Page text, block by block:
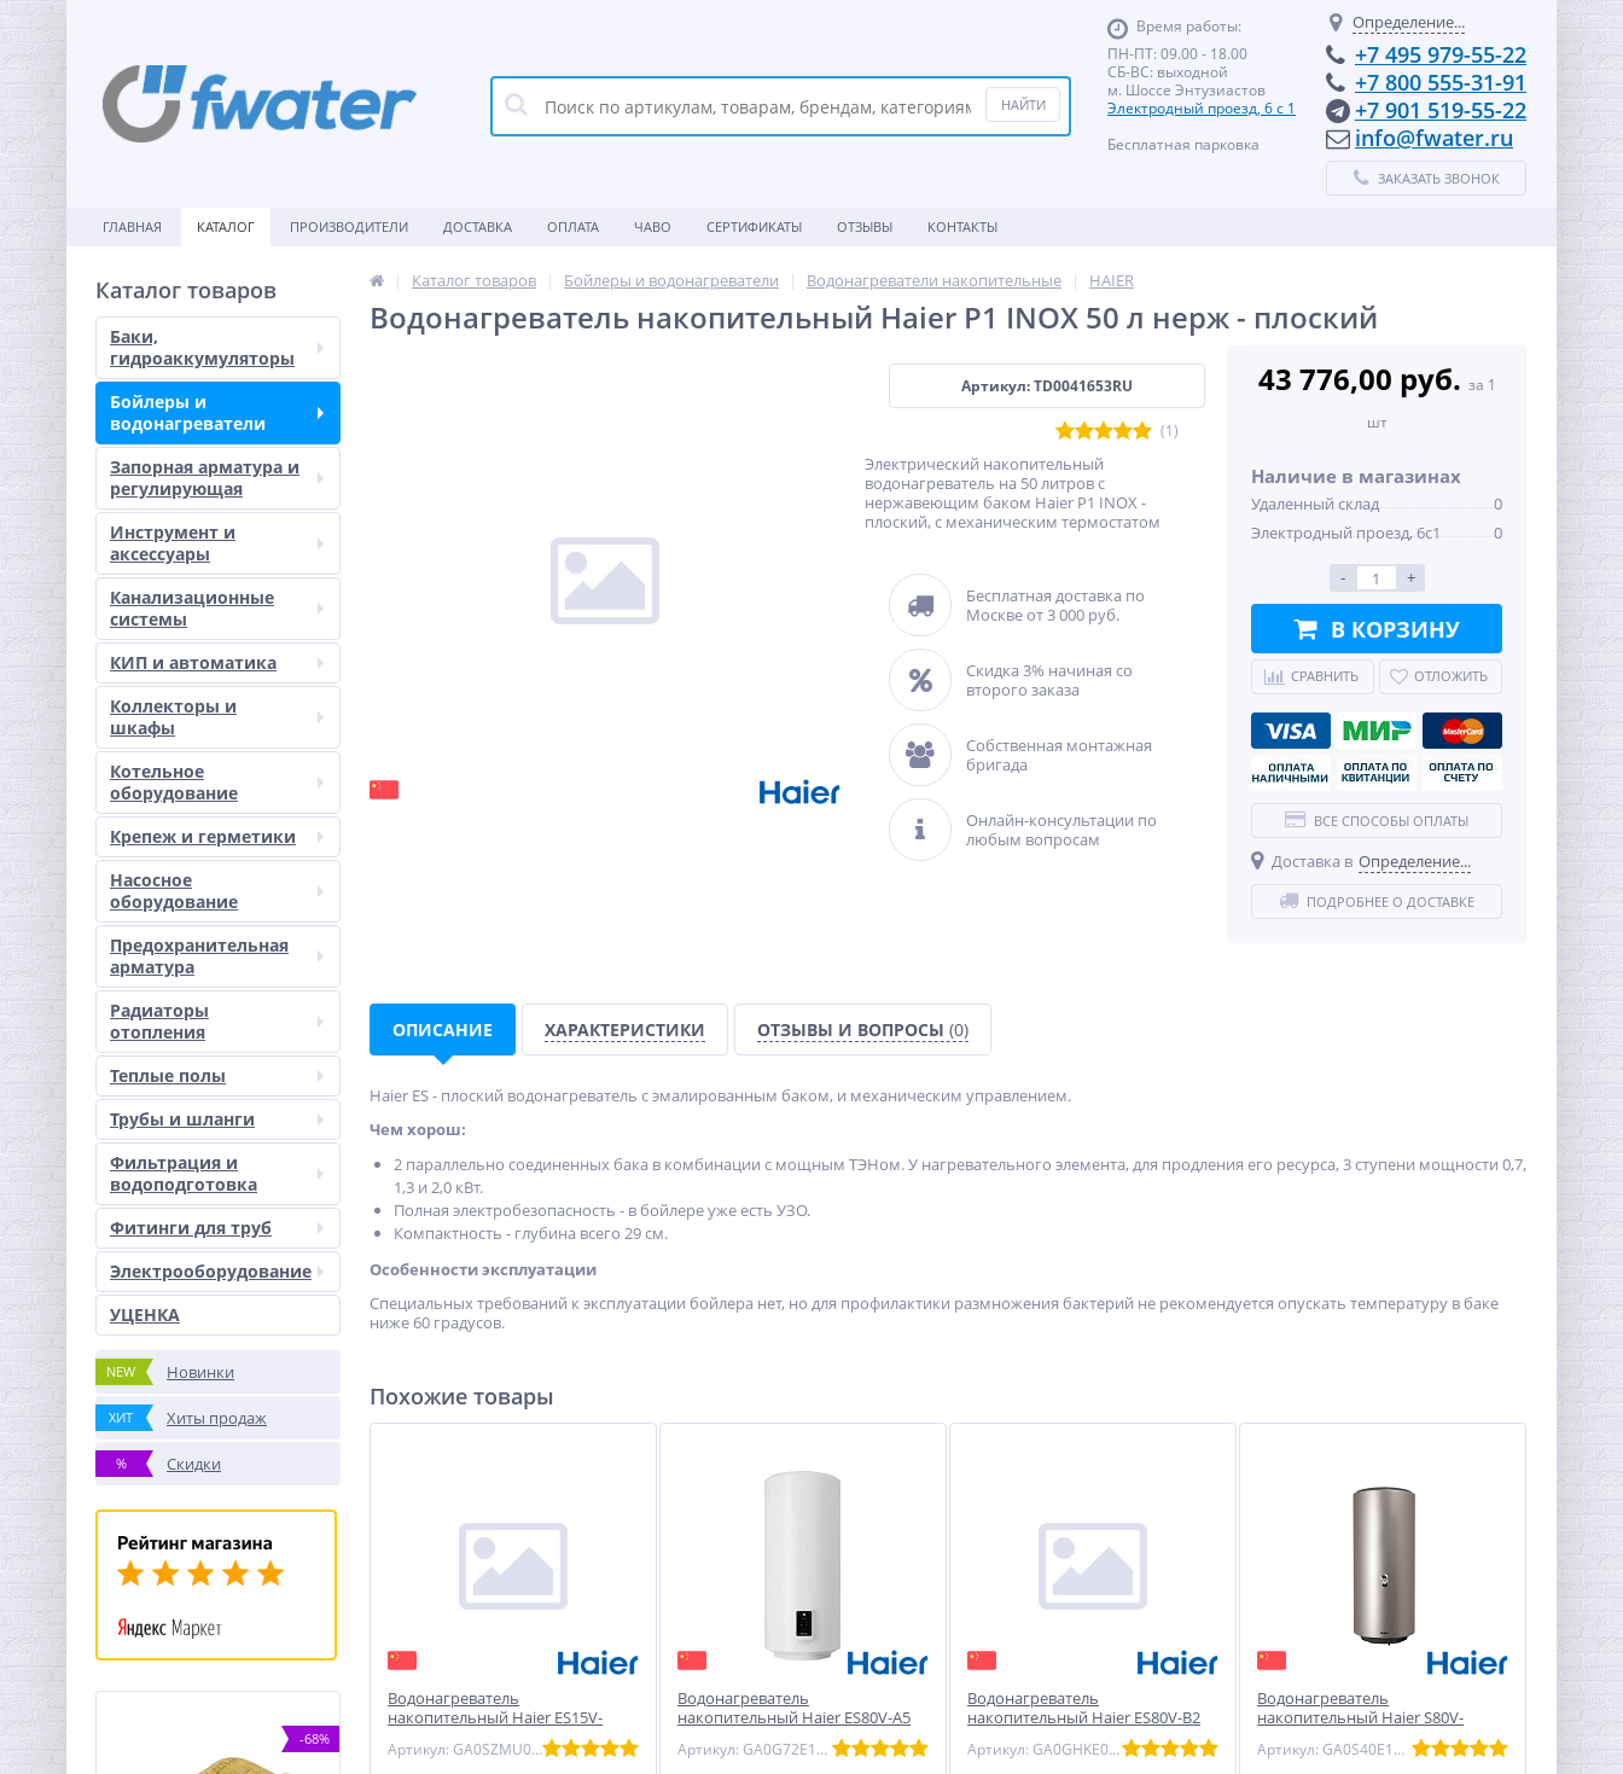
Время работы:
ПН-ПТ: 09.00 - 18.00
СБ-ВС: выходной
м. Шоссе Энтузиастов
Электродный проезд, 6 с 1
Бесплатная парковка
Определение...
+7 495 979-55-22
+7 800 555-31-91
+7 901 519-55-22
info@fwater.ru
ЗАКАЗАТЬ ЗВОНОК
ГЛАВНАЯ КАТАЛОГ ПРОИЗВОДИТЕЛИ ДОСТАВКА ОПЛАТА ЧАВО СЕРТИФИКАТЫ ОТЗЫВЫ КОНТАКТЫ
Каталог товаров
Баки,
гидроаккумуляторы
Бойлеры и
водонагреватели
Запорная арматура и
регулирующая
Инструмент и
аксессуары
Канализационные
системы
КИП и автоматика
Коллекторы и
шкафы
Котельное
оборудование
Крепеж и герметики
Насосное
оборудование
Предохранительная
арматура
Радиаторы
отопления
Теплые полы
Трубы и шланги
Фильтрация и
водоподготовка
Фитинги для труб
Электрооборудование
УЦЕНКА
NEW Новинки
ХИТ Хиты продаж
% Скидки
-68%
Каталог товаров Бойлеры и водонагреватели Водонагреватели накопительные HAIER
Водонагреватель накопительный Haier P1 INOX 50 л нерж - плоский
Артикул: TD0041653RU
(1)
Электрический накопительный
водонагреватель на 50 литров с
нержавеющим баком Haier P1 INOX -
плоский, с механическим термостатом
Бесплатная доставка по
Москве от 3 000 руб.
Скидка 3% начиная со
второго заказа
Собственная монтажная
бригада
Онлайн-консультации по
любым вопросам
43 776,00 руб. за 1
шт
Наличие в магазинах
Удаленный склад
0
Электродный проезд, 6с1
0
- +
В КОРЗИНУ
СРАВНИТЬ ОТЛОЖИТЬ
ВСЕ СПОСОБЫ ОПЛАТЫ
Доставка в Определение...
ПОДРОБНЕЕ О ДОСТАВКЕ
ОПИСАНИЕ ХАРАКТЕРИСТИКИ ОТЗЫВЫ И ВОПРОСЫ (0)
Haier ES - плоский водонагреватель с эмалированным баком, и механическим управлением.
Чем хорош:
2 параллельно соединенных бака в комбинации с мощным ТЭНом. У нагревательного элемента, для продления его ресурса, 3 ступени мощности 0,7,
1,3 и 2,0 кВт.
Полная электробезопасность - в бойлере уже есть УЗО.
Компактность - глубина всего 29 см.
Особенности эксплуатации
Специальных требований к эксплуатации бойлера нет, но для профилактики размножения бактерий не рекомендуется опускать температуру в баке
ниже 60 градусов.
Похожие товары
Водонагреватель
накопительный Haier ES15V-
EQ1(R) эмаль - плоский
Артикул: GA0SZMU0LRU
Водонагреватель
накопительный Haier ES80V-A5
Артикул: GA0G72E1CRU
Водонагреватель
накопительный Haier ES80V-B2
Артикул: GA0GHKE00RU
Водонагреватель
накопительный Haier S80V-
COLOR(S) эмаль - круглый
бежевый
Артикул: GA0S40E1CRU